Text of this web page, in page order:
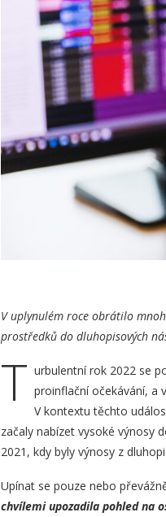
V uplynulém roce obrátilo
prostředků do dluhopisových
T urbulentní rok 2022 se
proinflační očekávání, a
V kontextu těchto
začaly nabízet vysoké výnosy
2021, kdy byly výnosy z
Upínat se pouze nebo
chvílemi upozadila pohled na